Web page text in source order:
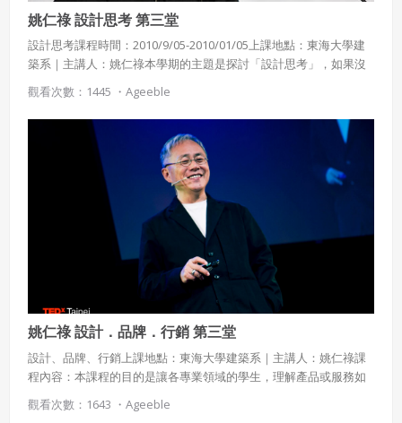
姚仁祿 設計思考 第三堂
設計思考課程時間：2010/9/05-2010/01/05上課地點：東海大學建
築系｜主講人：姚仁祿本學期的主題是探討「設計思考」，如果沒
有設計思考的訓練，創意經常是天馬行空、無法落實。設計的基本
概念是要以直覺導航，並以知識續航。並探討社會為何需要新形態
領導人?
觀看次數：1445 ・ Ageeble
姚仁祿 設計．品牌．行銷 第三堂
設計、品牌、行銷上課地點：東海大學建築系｜主講人：姚仁祿課
程內容：本課程的目的是讓各專業領域的學生，理解產品或服務如
何運用設計，如何建構品牌，如何達成行銷的目的。課程涵蓋設
計、品牌與行銷的基本觀念，及設計＋品牌＋行銷與人類現在與未
觀看次數：1643 ・ Ageeble